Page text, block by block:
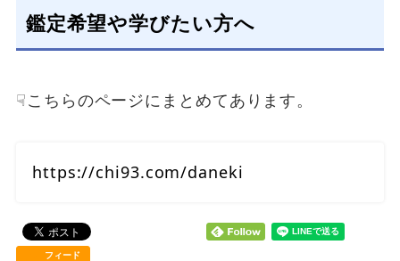
鑑定希望や学びたい方へ
☟こちらのページにまとめてあります。
https://chi93.com/daneki
フィード